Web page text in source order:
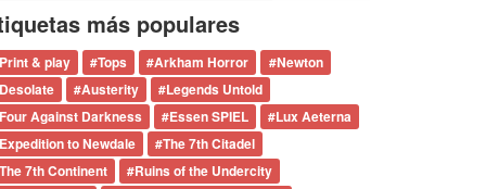
más populares
& play #Tops #Arkham Horror #Newton
#Austerity #Legends Untold
Against Darkness #Essen SPIEL #Lux Aeterna
to Newdale #The 7th Citadel
7th Continent #Ruins of the Undercity